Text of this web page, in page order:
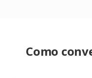
Como